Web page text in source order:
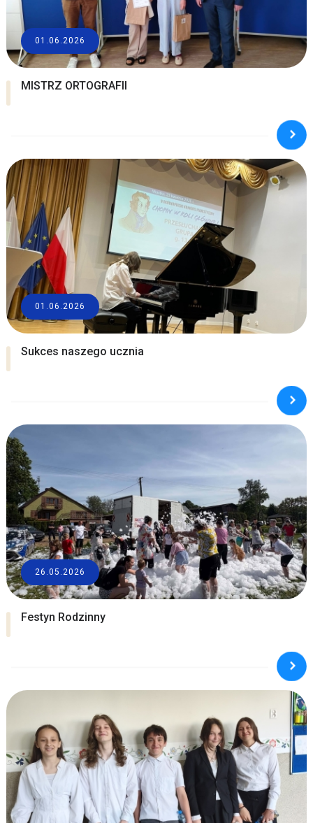
01.06.2026
MISTRZ ORTOGRAFII
01.06.2026
Sukces naszego ucznia
26.05.2026
Festyn Rodzinny